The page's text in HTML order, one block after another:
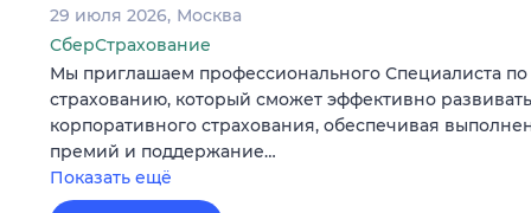
Гороскопы
29 июля 2026 Москва
СберСтрахование
Мы приглашаем профессионального Специалиста
страхованию, который сможет эффективно
корпоративного страхования, обеспечивая
премий и поддержание…
Показать ещё